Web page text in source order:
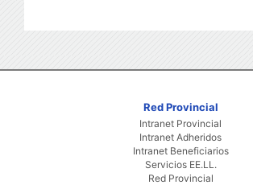
Red Provincial
Intranet Provincial
Intranet Adheridos
Intranet Beneficiarios
Servicios EE.LL.
Red Provincial